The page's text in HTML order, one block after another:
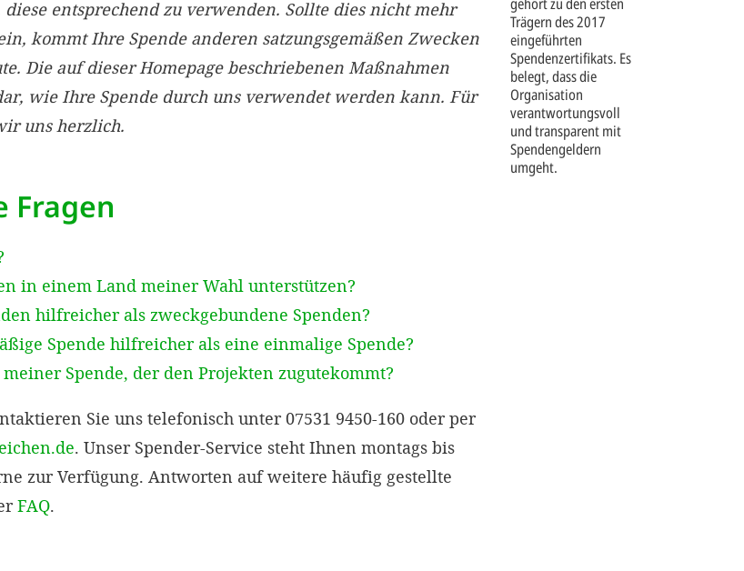
Trägern des 2017
eingeführten
Spendenzertifikats. Es
belegt, dass die
Organisation
verantwortungsvoll
und transparent mit
Spendengeldern
umgeht.
entsprechend zu verwenden. Sollte dies nicht mehr
kommt Ihre Spende anderen satzungsgemäßen Zwecken
Die auf dieser Homepage beschriebenen Maßnahmen
wie Ihre Spende durch uns verwendet werden kann. Für
uns herzlich.
Fragen
in einem Land meiner Wahl unterstützen?
hilfreicher als zweckgebundene Spenden?
Spende hilfreicher als eine einmalige Spende?
Spende, der den Projekten zugutekommt?
Sie uns telefonisch unter 07531 9450-160 oder per
. Unser Spender-Service steht Ihnen montags bis
zur Verfügung. Antworten auf weitere häufig gestellte
FAQ.